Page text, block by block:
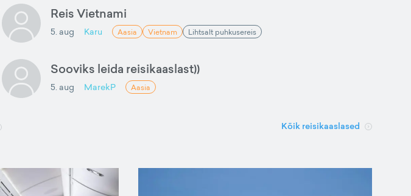
Reis Vietnami
5. aug Karu Aasia Vietnam Lihtsalt puhkusereis
Sooviks leida reisikaaslast))
5. aug MarekP Aasia
Kõik reisikaaslased